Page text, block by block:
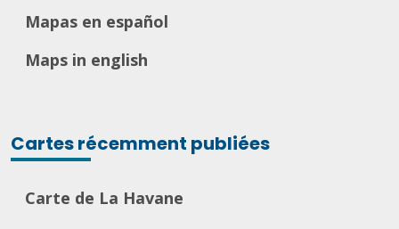
Mapas en español
Maps in english
Cartes récemment publiées
Carte de La Havane